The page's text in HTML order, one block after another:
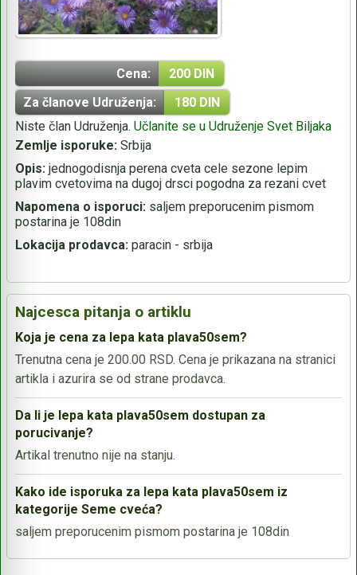
Cena:
200 DIN
Za članove Udruženja:
180 DIN
Niste član Udruženja. Učlanite se u Udruženje Svet Biljaka
Zemlje isporuke: Srbija
Opis: jednogodisnja perena cveta cele sezone lepim
plavim cvetovima na dugoj drsci pogodna za rezani cvet
Napomena o isporuci: saljem preporucenim pismom
postarina je 108din
Lokacija prodavca: paracin - srbija
Najcesca pitanja o artiklu
Koja je cena za lepa kata plava50sem?
Trenutna cena je 200.00 RSD. Cena je prikazana na stranici
artikla i azurira se od strane prodavca.
Da li je lepa kata plava50sem dostupan za
porucivanje?
Artikal trenutno nije na stanju.
Kako ide isporuka za lepa kata plava50sem iz
kategorije Seme cveća?
saljem preporucenim pismom postarina je 108din